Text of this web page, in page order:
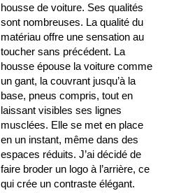
housse de voiture. Ses qualités
sont nombreuses. La qualité du
matériau offre une sensation au
toucher sans précédent. La
housse épouse la voiture comme
un gant, la couvrant jusqu’à la
base, pneus compris, tout en
laissant visibles ses lignes
musclées. Elle se met en place
en un instant, même dans des
espaces réduits. J’ai décidé de
faire broder un logo à l’arrière, ce
qui crée un contraste élégant.